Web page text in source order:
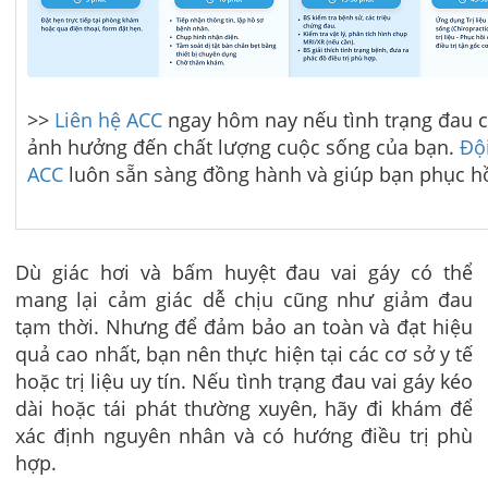
>> Liên hệ ACC ngay hôm nay nếu tình trạng đau
ảnh hưởng đến chất lượng cuộc sống của bạn.
ACC luôn sẵn sàng đồng hành và giúp bạn phục
Dù giác hơi và bấm huyệt đau vai gáy có thể
mang lại cảm giác dễ chịu cũng như giảm đau
tạm thời. Nhưng để đảm bảo an toàn và đạt hiệu
quả cao nhất, bạn nên thực hiện tại các cơ sở y tế
hoặc trị liệu uy tín. Nếu tình trạng đau vai gáy kéo
dài hoặc tái phát thường xuyên, hãy đi khám để
xác định nguyên nhân và có hướng điều trị phù
hợp.